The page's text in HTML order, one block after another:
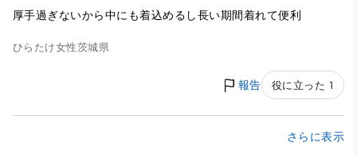
厚手過ぎないから中にも着込めるし長い期間着れて便利
ひらたけ女性茨城県
報告 役に立った 1
さらに表示